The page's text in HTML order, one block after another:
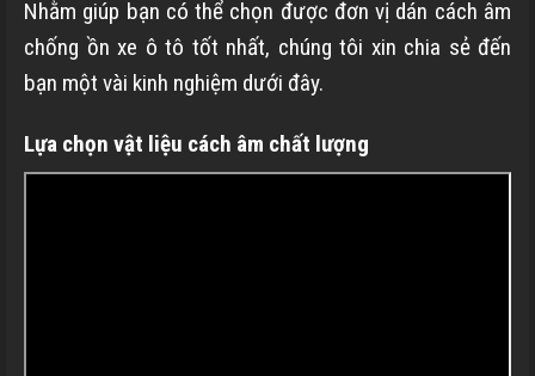
Nhằm giúp bạn có thể chọn được đơn vị dán cách âm
chống ồn xe ô tô tốt nhất, chúng tôi xin chia sẻ đến
bạn một vài kinh nghiệm dưới đây.
Lựa chọn vật liệu cách âm chất lượng